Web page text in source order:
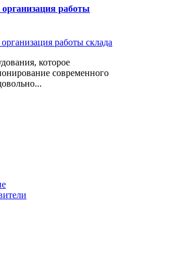
работы
которое
современного